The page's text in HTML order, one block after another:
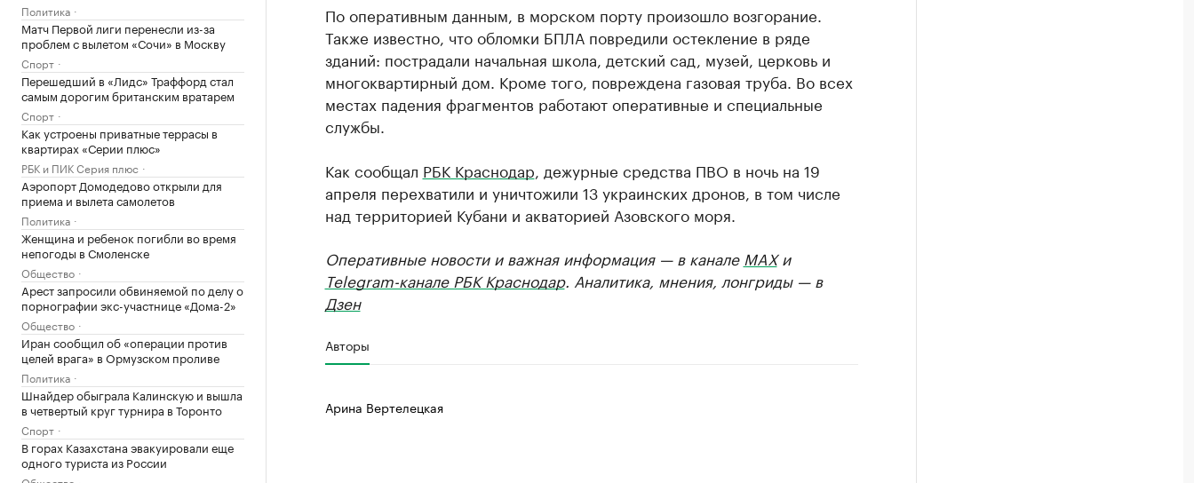
Политика
Матч Первой лиги перенесли из-за
проблем с вылетом «Сочи» в Москву
Спорт
Перешедший в «Лидс» Траффорд стал
самым дорогим британским вратарем
Спорт
Как устроены приватные террасы в
квартирах «Серии плюс»
РБК и ПИК Серия плюс
Аэропорт Домодедово открыли для
приема и вылета самолетов
Политика
Женщина и ребенок погибли во время
непогоды в Смоленске
Общество
Арест запросили обвиняемой по делу о
порнографии экс-участнице «Дома-2»
Общество
Иран сообщил об «операции против
целей врага» в Ормузском проливе
Политика
Шнайдер обыграла Калинскую и вышла
в четвертый круг турнира в Торонто
Спорт
В горах Казахстана эвакуировали еще
одного туриста из России
По оперативным данным, в морском порту произошло возгорание.
Также известно, что обломки БПЛА повредили остекление в ряде
зданий: пострадали начальная школа, детский сад, музей, церковь и
многоквартирный дом. Кроме того, повреждена газовая труба. Во всех
местах падения фрагментов работают оперативные и специальные
службы.
Как сообщал РБК Краснодар , дежурные средства ПВО в ночь на 19
апреля перехватили и уничтожили 13 украинских дронов, в том числе
над территорией Кубани и акваторией Азовского моря.
Оперативные новости и важная информация — в канале MAXи
Telegram-канале РБК Краснодар. Аналитика, мнения, лонгриды — в
Дзен
Авторы
Арина Вертелецкая